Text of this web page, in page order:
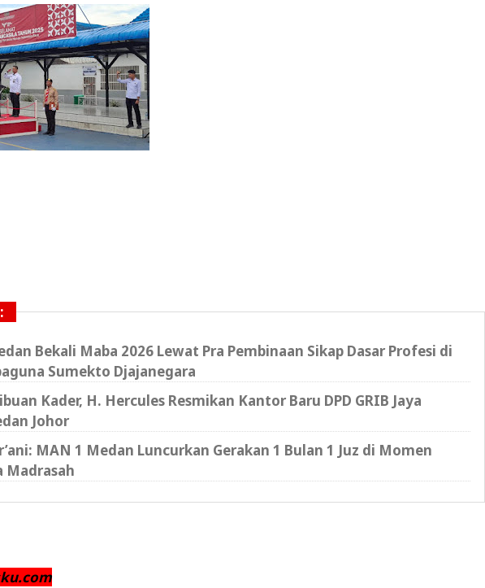
Bekali Maba 2026 Lewat Pra Pembinaan Sikap Dasar Profesi di
Sumekto Djajanegara
Kader, H. Hercules Resmikan Kantor Baru DPD GRIB Jaya
Johor
MAN 1 Medan Luncurkan Gerakan 1 Bulan 1 Juz di Momen
Madrasah